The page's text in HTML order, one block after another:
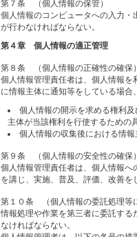
第７条 （個人情報の保管）
個人情報のコンピュータへの入力
が行わなければならない。
第４章 個人情報の適正管理
第８条 （個人情報の正確性の確保）
個人情報管理責任者は、個人情報
に情報主体に通知等をしている場合
個人情報の開示を求める権利
主体が当該権利を行使するための
個人情報の収集後における情
第９条 （個人情報の安全性の確保）
個人情報管理責任者は、個人情報
を講じ、実施、普及、評価、改善を
第１０条 （個人情報の委託処理等
情報処理や作業を第三者に委託す
なければならない。